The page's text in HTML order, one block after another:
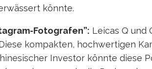
könnte.
Fotografen”: Leicas Q und
kompakten, hochwertigen
Investor könnte diese